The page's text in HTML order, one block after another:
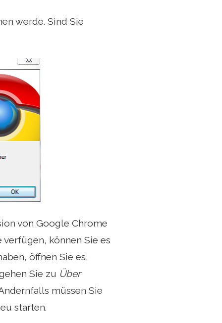
werde. Sind Sie
von Google Chrome
können Sie es
öffnen Sie es,
Sie zu Über
müssen Sie
starten.